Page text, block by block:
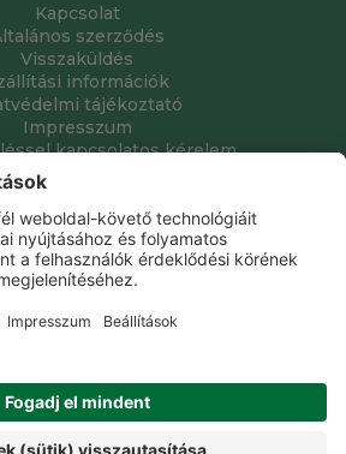
Kapcsolat
szerződés
Visszaküldés
információk
tájékoztató
Impresszum
kapcsolatos kérelem
Minden jog fenntartva. All rights
reserved.